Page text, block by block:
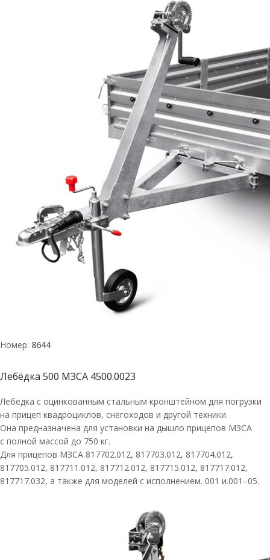
Номер: 8644
Лебёдка 500 МЗСА 4500.0023
Лебёдка с оцинкованным стальным кронштейном для погрузки
на прицеп квадроциклов, снегоходов и другой техники.
Она предназначена для установки на дышло прицепов МЗСА
с полной массой до 750 кг.
Для прицепов МЗСА 817702.012, 817703.012, 817704.012,
817705.012, 817711.012, 817712.012, 817715.012, 817717.012,
817717.032, а также для моделей с исполнением. 001 и.001–05.